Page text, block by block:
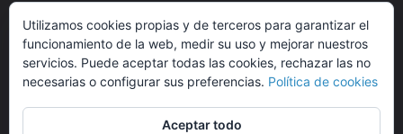
Tfno.-+34 949883219
contacto@abogadosfda.eu
Mañanas de 10:00a 14:00
Tardes de 17:00 a 20:00
Utilizamos cookies propias y de terceros para garantizar el
funcionamiento de la web, medir su uso y mejorar nuestros
servicios. Puede aceptar todas las cookies, rechazar las no
necesarias o configurar sus preferencias. Política de cookies
Aceptar todo